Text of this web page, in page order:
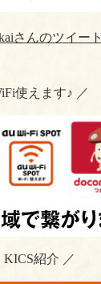
さんのツイート
使えます♪ ／
KICS紹介 ／